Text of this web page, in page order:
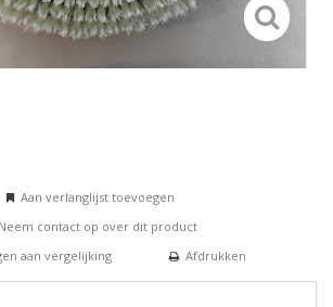
Aan verlanglijst toevoegen
Neem contact op over dit product
aan vergelijking
Afdrukken